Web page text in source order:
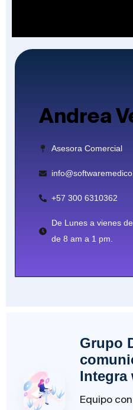
Andrea
Asesora Comercial
+57 300 6310362
De Lunes a vienes
de 8 am a 1 pm.
Grupo
Integra
Equipo